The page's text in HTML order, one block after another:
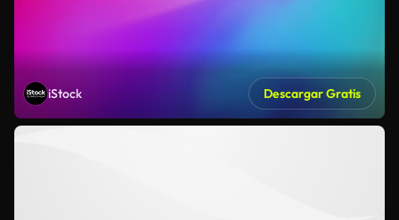
iStock Descargar Gratis